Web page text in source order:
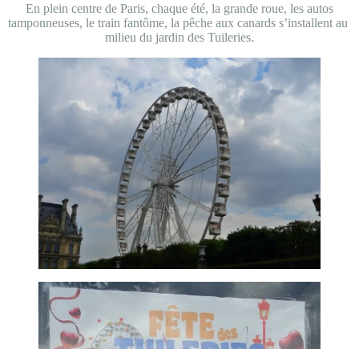
En plein centre de Paris, chaque été, la grande roue, les autos
tamponneuses, le train fantôme, la pêche aux canards s’installent au
milieu du jardin des Tuileries.